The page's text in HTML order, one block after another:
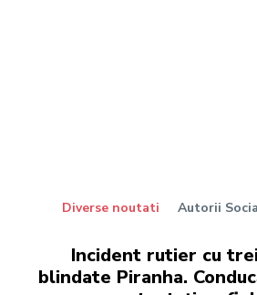
Diverse noutati Autorii
Incident rutier cu
blindate Piranha.